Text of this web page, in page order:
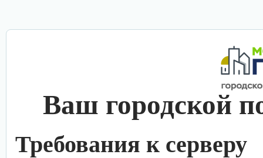
Ваш городской
Требования к серверу